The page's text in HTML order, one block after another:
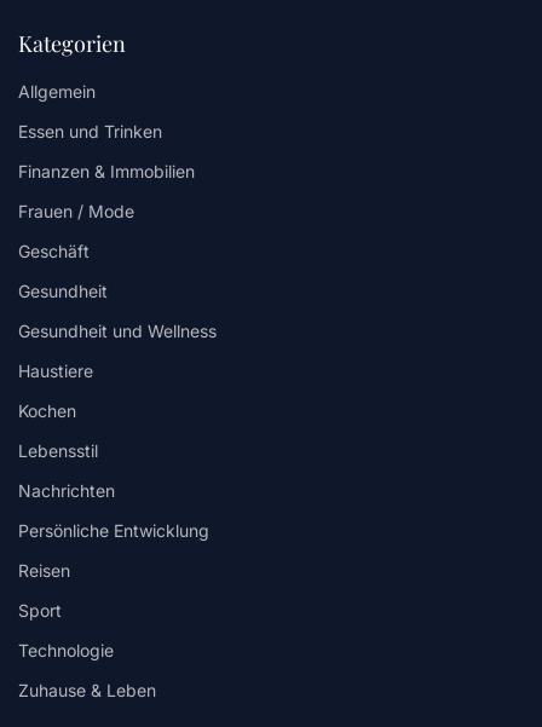
Kategorien
Allgemein
Essen und Trinken
Finanzen & Immobilien
Frauen / Mode
Geschäft
Gesundheit
Gesundheit und Wellness
Haustiere
Kochen
Lebensstil
Nachrichten
Persönliche Entwicklung
Reisen
Sport
Technologie
Zuhause & Leben